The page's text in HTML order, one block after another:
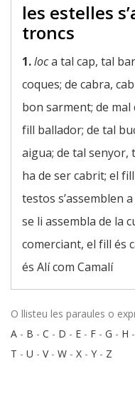
les estelles
troncs
1.loca tal cap, tal
coques; de cabra,
bon sarment; de mal
fill ballador; de tal
aigua; de tal senyor,
ha de ser cabrit; el
testos s’assemblen
se li assembla de la
comerciant, el fill és
és Alí com Camalí
O llisteu les paraules o
A - B - C - D - E - F - G - H -
T - U - V- W - X - Y - Z